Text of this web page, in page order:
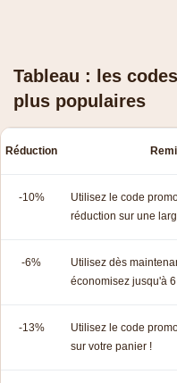
Tableau : les
plus populaires
Réduction
-10%
Utilisez le code
réduction sur une
-6%
Utilisez dès
économisez jusqu'à
-13%
Utilisez le code
sur votre panier !